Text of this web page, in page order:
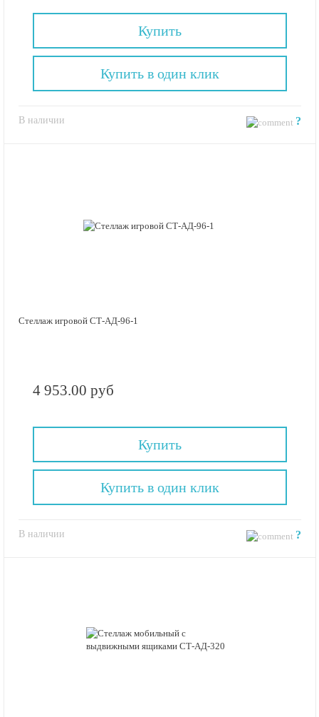
Купить
В наличии ?
Купить в один клик
Стеллаж игровой СТ-АД-96-1
4 953.00 руб
Купить
В наличии ?
Купить в один клик